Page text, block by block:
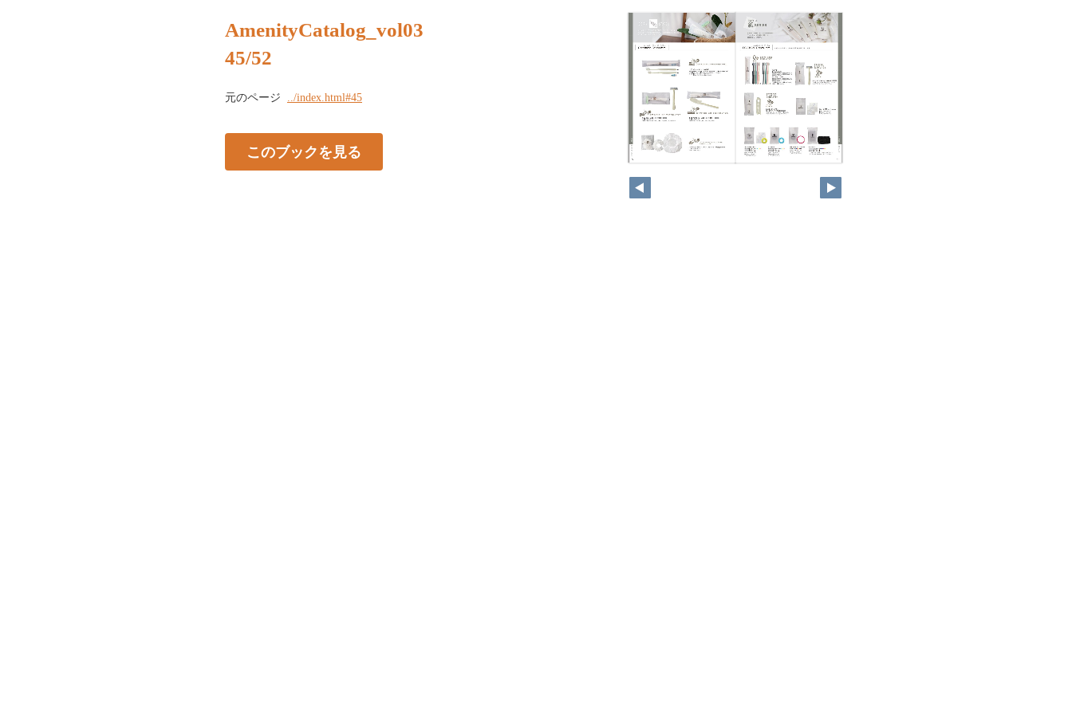
AmenityCatalog_vol03
45/52
元のページ ../index.html#45
このブックを見る